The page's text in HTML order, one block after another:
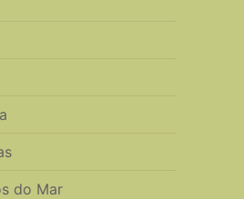
do Mar